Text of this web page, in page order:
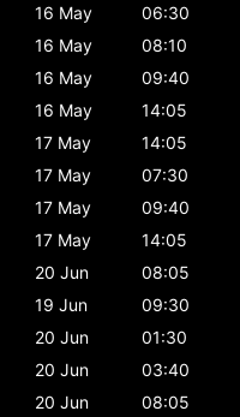
16 May
06:30
16 May
08:10
16 May
09:40
16 May
14:05
17 May
14:05
17 May
07:30
17 May
09:40
17 May
14:05
20 Jun
08:05
19 Jun
09:30
20 Jun
01:30
20 Jun
03:40
20 Jun
08:05